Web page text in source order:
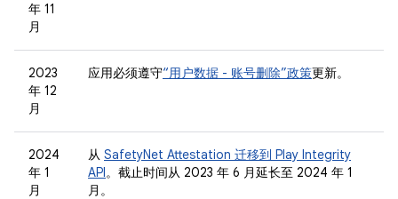
年 11
月
2023
年 12
月
应用必须遵守“用户数据 - 账号删除”政策更新。
2024
年 1
月
从 SafetyNet Attestation 迁移到 Play Integrity
API。截止时间从 2023 年 6 月延长至 2024 年 1
月。